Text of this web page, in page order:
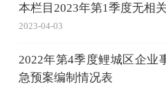
本栏目2023年第1季度无相
2023-04-03
2022年第4季度鲤城区企业
急预案编制情况表